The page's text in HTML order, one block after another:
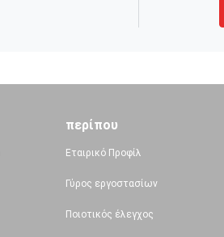
περίπου
Εταιρικό Προφίλ
Γύρος εργοστασίων
Ποιοτικός έλεγχος